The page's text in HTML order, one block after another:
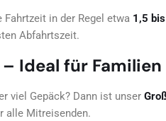
in der Regel etwa 1,5
Abfahrtszeit.
Ideal für
viel Gepäck? Dann ist unser
alle Mitreisenden.